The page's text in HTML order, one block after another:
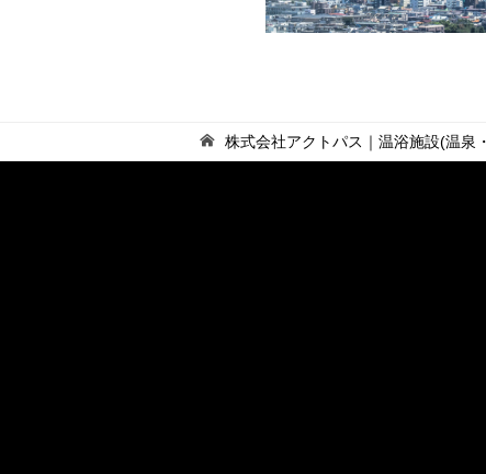
株式会社アクトパス｜温浴施設(温泉